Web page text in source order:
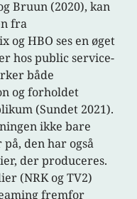
Bruun (2020), kan
fra
og HBO ses en øget
hos public service-
både
og forholdet
(Sundet 2021).
ikke bare
den har også
der produceres.
(NRK og TV2)
fremfor